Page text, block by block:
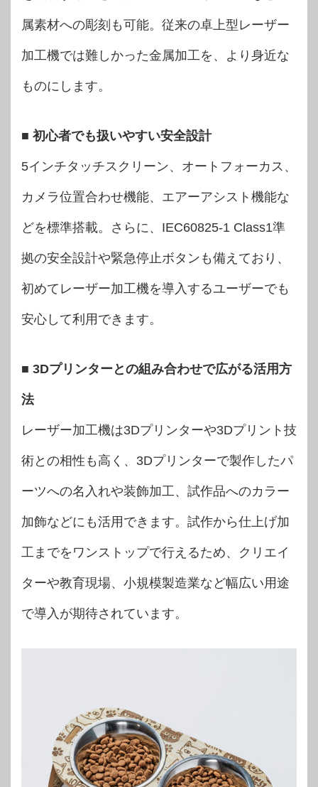
属素材への彫刻も可能。従来の卓上型レーザー
加工機では難しかった金属加工を、より身近な
ものにします。
■ 初心者でも扱いやすい安全設計
5インチタッチスクリーン、オートフォーカス、
カメラ位置合わせ機能、エアーアシスト機能な
どを標準搭載。さらに、IEC60825-1 Class1準
拠の安全設計や緊急停止ボタンも備えており、
初めてレーザー加工機を導入するユーザーでも
安心して利用できます。
■ 3Dプリンターとの組み合わせで広がる活用方
法
レーザー加工機は3Dプリンターや3Dプリント技
術との相性も高く、3Dプリンターで製作したパ
ーツへの名入れや装飾加工、試作品へのカラー
加飾などにも活用できます。試作から仕上げ加
工までをワンストップで行えるため、クリエイ
ターや教育現場、小規模製造業など幅広い用途
で導入が期待されています。